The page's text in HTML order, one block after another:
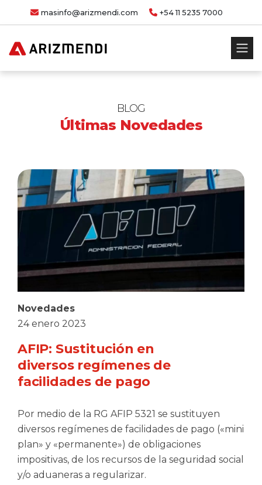
masinfo@arizmendi.com +54 11 5235 7000
BLOG
Últimas Novedades
Novedades
24 enero 2023
AFIP: Sustitución en
diversos regímenes de
facilidades de pago
Por medio de la RG AFIP 5321 se sustituyen
diversos regímenes de facilidades de pago («mini
plan» y «permanente») de obligaciones
impositivas, de los recursos de la seguridad social
y/o aduaneras a regularizar.